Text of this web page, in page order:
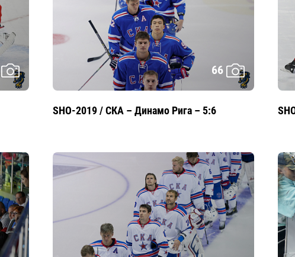
66
SHO-2019 / СКА – Динамо Рига – 5:6